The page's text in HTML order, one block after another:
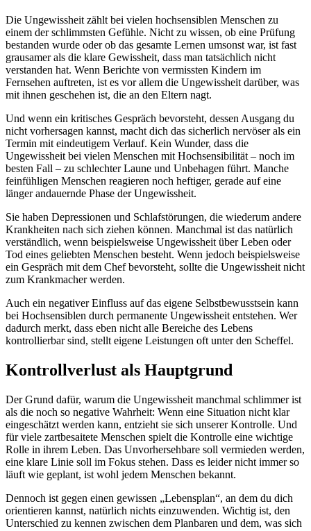
Die Ungewissheit zählt bei vielen hochsensiblen Menschen zu
einem der schlimmsten Gefühle. Nicht zu wissen, ob eine Prüfung
bestanden wurde oder ob das gesamte Lernen umsonst war, ist fast
grausamer als die klare Gewissheit, dass man tatsächlich nicht
verstanden hat. Wenn Berichte von vermissten Kindern im
Fernsehen auftreten, ist es vor allem die Ungewissheit darüber, was
mit ihnen geschehen ist, die an den Eltern nagt.
Und wenn ein kritisches Gespräch bevorsteht, dessen Ausgang du
nicht vorhersagen kannst, macht dich das sicherlich nervöser als ein
Termin mit eindeutigem Verlauf. Kein Wunder, dass die
Ungewissheit bei vielen Menschen mit Hochsensibilität – noch im
besten Fall – zu schlechter Laune und Unbehagen führt. Manche
feinfühligen Menschen reagieren noch heftiger, gerade auf eine
länger andauernde Phase der Ungewissheit.
Sie haben Depressionen und Schlafstörungen, die wiederum andere
Krankheiten nach sich ziehen können. Manchmal ist das natürlich
verständlich, wenn beispielsweise Ungewissheit über Leben oder
Tod eines geliebten Menschen besteht. Wenn jedoch beispielsweise
ein Gespräch mit dem Chef bevorsteht, sollte die Ungewissheit nicht
zum Krankmacher werden.
Auch ein negativer Einfluss auf das eigene Selbstbewusstsein kann
bei Hochsensiblen durch permanente Ungewissheit entstehen. Wer
dadurch merkt, dass eben nicht alle Bereiche des Lebens
kontrollierbar sind, stellt eigene Leistungen oft unter den Scheffel.
Kontrollverlust als Hauptgrund
Der Grund dafür, warum die Ungewissheit manchmal schlimmer ist
als die noch so negative Wahrheit: Wenn eine Situation nicht klar
eingeschätzt werden kann, entzieht sie sich unserer Kontrolle. Und
für viele zartbesaitete Menschen spielt die Kontrolle eine wichtige
Rolle in ihrem Leben. Das Unvorhersehbare soll vermieden werden,
eine klare Linie soll im Fokus stehen. Dass es leider nicht immer so
läuft wie geplant, ist wohl jedem Menschen bekannt.
Dennoch ist gegen einen gewissen „Lebensplan“, an dem du dich
orientieren kannst, natürlich nichts einzuwenden. Wichtig ist, den
Unterschied zu kennen zwischen dem Planbaren und dem, was sich